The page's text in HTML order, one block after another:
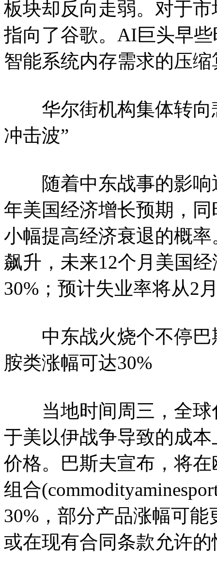
板块却反向走弱。对于
指向了谷歌。AI巨头早
智能系统内存需求的压缩
华尔街机构集体转向
冲击波”
随着中东战事的影响
年美国经济增长预期，
小幅提高经济衰退的概
飙升，未来12个月美国
30%；预计失业率将从2
中东战火烧个不停巴
胺类涨幅可达30%
当地时间周三，全球
于美以伊战争导致的成
价格。巴斯夫宣布，将
组合
30%，部分产品涨幅可
或在现有合同条款允许